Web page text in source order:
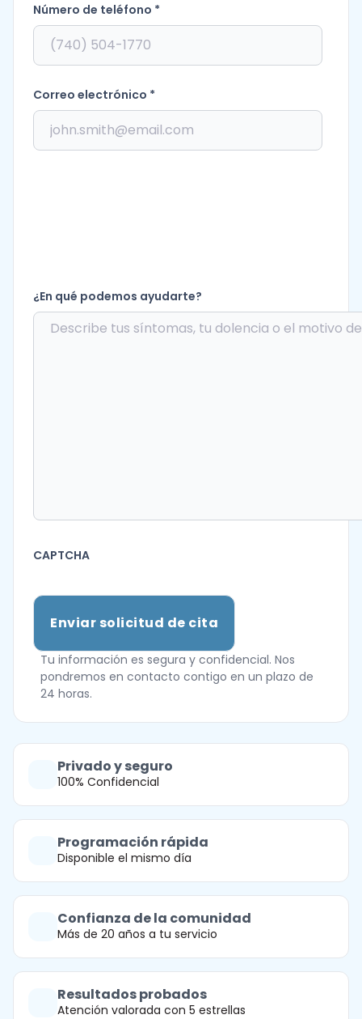
¿En qué podemos ayudarte?
Correo electrónico *
Número de teléfono *
CAPTCHA
Tu información es segura y confidencial. Nos
pondremos en contacto contigo en un plazo de
24 horas.
Privado y seguro
100% Confidencial
Programación rápida
Disponible el mismo día
Confianza de la comunidad
Más de 20 años a tu servicio
Resultados probados
Atención valorada con 5 estrellas